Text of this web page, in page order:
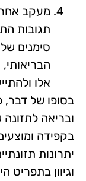
מעקב
תגובות
סימנים
אלו
בסופו של דבר,
ובריאה
בקפידה
יתרונות
וגיוון